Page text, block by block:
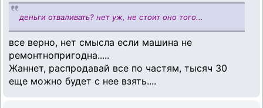
деньги отваливать? нет уж, не стоит оно того...
все верно, нет смысла если машина не
ремонтнопригодна.....
Жаннет, распродавай все по частям, тысяч 30
еще можно будет с нее взять....